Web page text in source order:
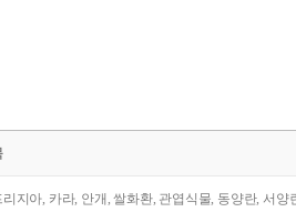
지아, 카라, 안개, 쌀화환, 관엽식물, 동양란, 서양